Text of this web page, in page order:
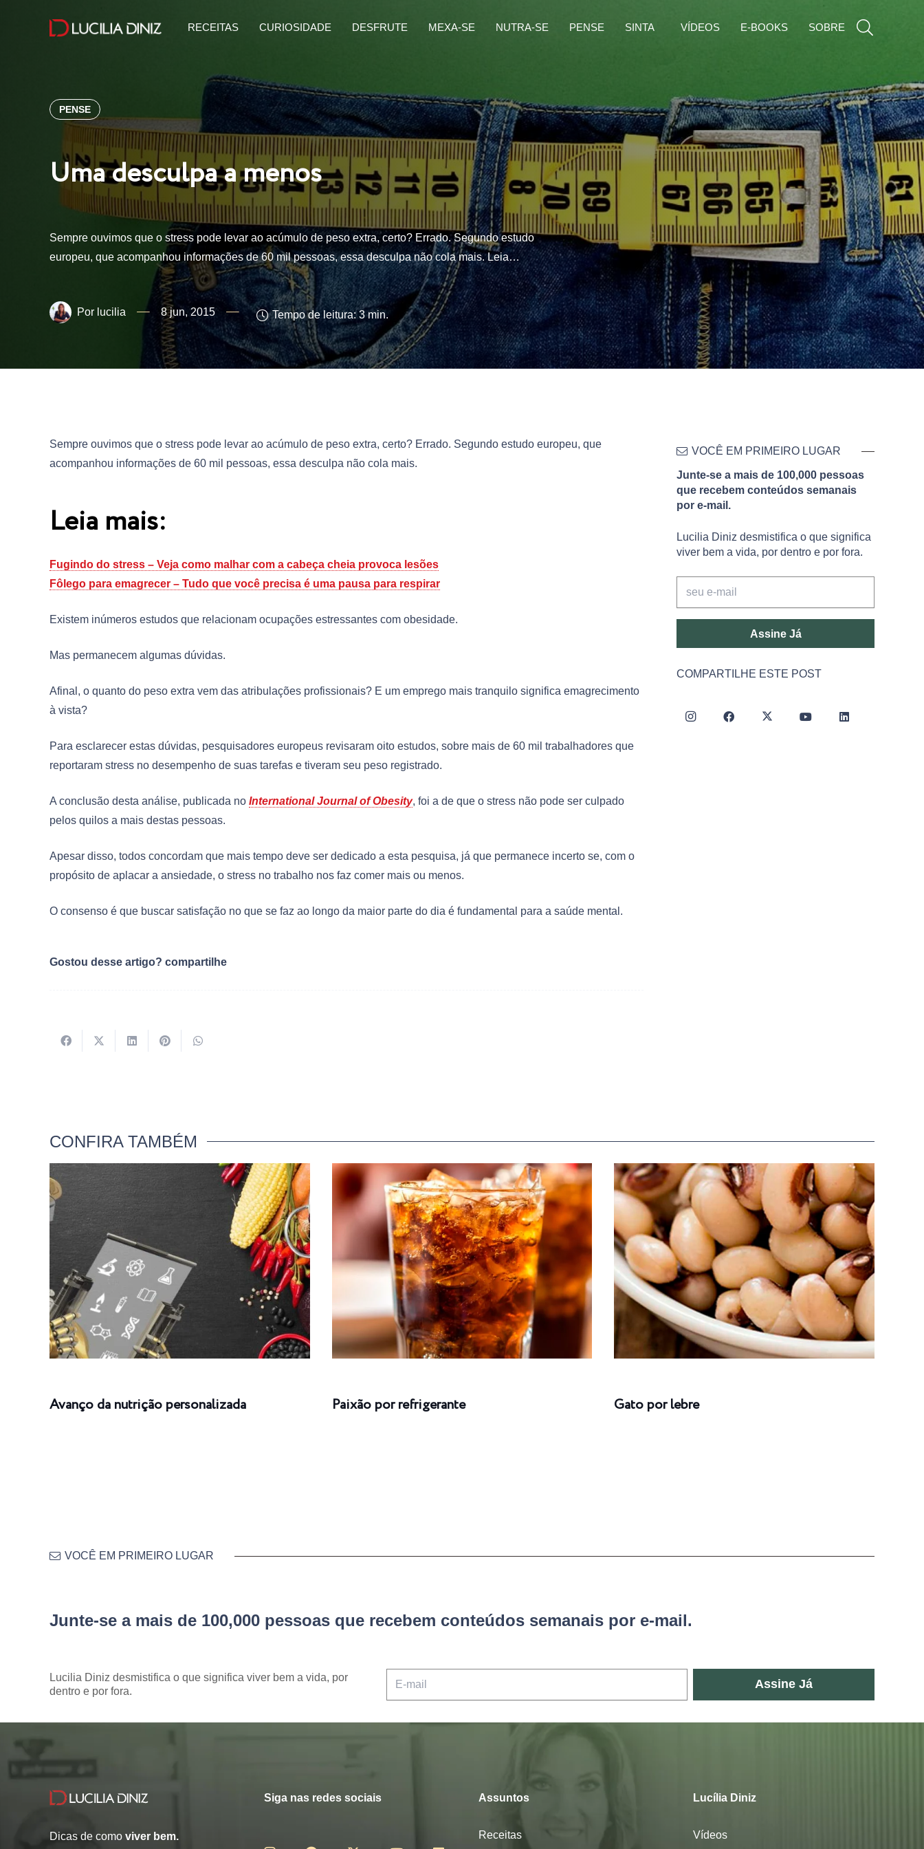
RECEITAS CURIOSIDADE DESFRUTE MEXA-SE NUTRA-SE PENSE SINTA VÍDEOS E-BOOKS SOBRE
PENSE
Uma desculpa a menos
Sempre ouvimos que o stress pode levar ao acúmulo de peso extra, certo? Errado. Segundo estudo
europeu, que acompanhou informações de 60 mil pessoas, essa desculpa não cola mais. Leia…
lucilia 8 jun, 2015 Tempo de leitura: 3 min.
Sempre ouvimos que o stress pode levar ao acúmulo de peso extra, certo? Errado. Segundo estudo europeu, que
acompanhou informações de 60 mil pessoas, essa desculpa não cola mais.
Leia mais:
Fugindo do stress – Veja como malhar com a cabeça cheia provoca lesões
Fôlego para emagrecer – Tudo que você precisa é uma pausa para respirar
Existem inúmeros estudos que relacionam ocupações estressantes com obesidade.
Mas permanecem algumas dúvidas.
Afinal, o quanto do peso extra vem das atribulações profissionais? E um emprego mais tranquilo significa emagrecimento
à vista?
Para esclarecer estas dúvidas, pesquisadores europeus revisaram oito estudos, sobre mais de 60 mil trabalhadores que
reportaram stress no desempenho de suas tarefas e tiveram seu peso registrado.
A conclusão desta análise, publicada no International Journal of Obesity, foi a de que o stress não pode ser culpado
pelos quilos a mais destas pessoas.
Apesar disso, todos concordam que mais tempo deve ser dedicado a esta pesquisa, já que permanece incerto se, com o
propósito de aplacar a ansiedade, o stress no trabalho nos faz comer mais ou menos.
O consenso é que buscar satisfação no que se faz ao longo da maior parte do dia é fundamental para a saúde mental.
Gostou desse artigo? compartilhe
VOCÊ EM PRIMEIRO LUGAR
Junte-se a mais de 100,000 pessoas
que recebem conteúdos semanais
por e-mail.
Lucilia Diniz desmistifica o que significa
viver bem a vida, por dentro e por fora.
Assine Já
COMPARTILHE ESTE POST
CONFIRA TAMBÉM
Avanço da nutrição personalizada Paixão por refrigerante Gato por lebre
VOCÊ EM PRIMEIRO LUGAR
Junte-se a mais de 100,000 pessoas que recebem conteúdos semanais por e-mail.
Lucilia Diniz desmistifica o que significa viver bem a vida, por
dentro e por fora.
Assine Já
Dicas de como viver bem.
Siga nas redes sociais Assuntos
Receitas
Lucília Diniz
Vídeos